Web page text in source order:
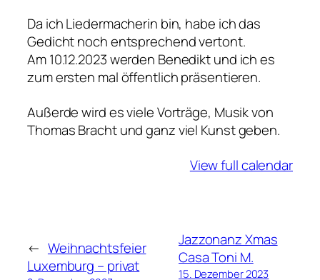
A
L
T
A
F
R
t
t
Da ich Liedermacherin bin, habe ich das
Gedicht noch entsprechend vertont.
Am 10.12.2023 werden Benedikt und ich es
zum ersten mal öffentlich präsentieren.
Außerde wird es viele Vorträge, Musik von
Thomas Bracht und ganz viel Kunst geben.
View full calendar
← Weihnachtsfeier
Luxemburg – privat
Jazzonanz Xmas
Casa Toni M.
15. Dezember 2023